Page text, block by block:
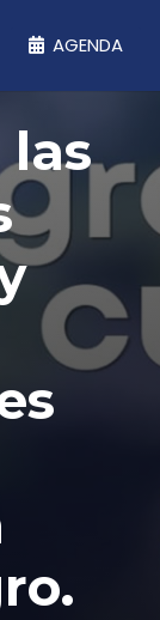
AGENDA
las